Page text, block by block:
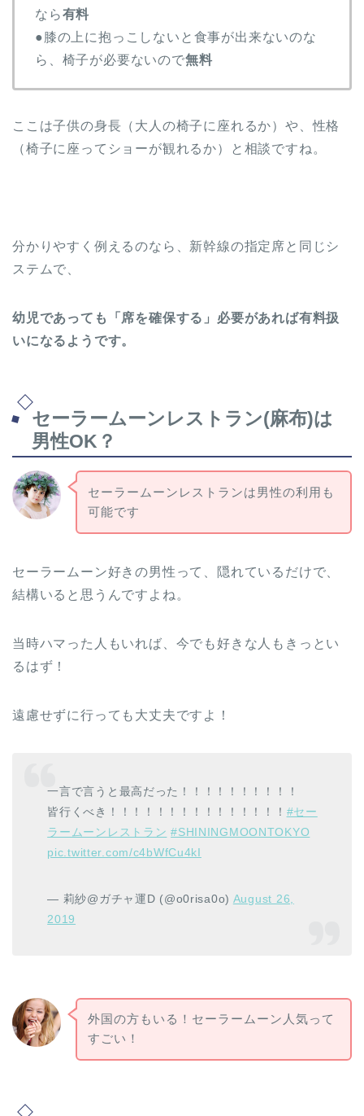
なら有料
●膝の上に抱っこしないと食事が出来ないのな
ら、椅子が必要ないので無料
ここは子供の身長（大人の椅子に座れるか）や、性格
（椅子に座ってショーが観れるか）と相談ですね。
分かりやすく例えるのなら、新幹線の指定席と同じシ
ステムで、
幼児であっても「席を確保する」必要があれば有料扱
いになるようです。
セーラームーンレストラン(麻布)は
男性OK？
セーラームーンレストランは男性の利用も
可能です
セーラームーン好きの男性って、隠れているだけで、
結構いると思うんですよね。
当時ハマった人もいれば、今でも好きな人もきっとい
るはず！
遠慮せずに行っても大丈夫ですよ！
一言で言うと最高だった！！！！！！！！！！
皆行くべき！！！！！！！！！！！！！！！ #セー
ラームーンレストラン #SHININGMOONTOKYO
pic.twitter.com/c4bWfCu4kI
— 莉紗@ガチャ運D (@o0risa0o) August 26,
2019
外国の方もいる！セーラームーン人気って
すごい！